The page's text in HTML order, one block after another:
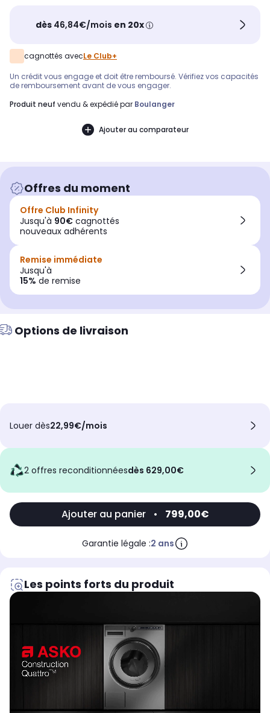
dès 46,84€/mois en 20x
cagnottés avecLe Club+
Un crédit vous engage et doit être remboursé. Vérifiez vos capacités
de remboursement avant de vous engager.
produit neuf vendu & expédié par Boulanger
Ajouter au comparateur
Offres du moment
Offre Club Infinity
Jusqu'à 90€ cagnottés
nouveaux adhérents
Remise immédiate
Jusqu'à
15% de remise
Options de livraison
Louer dès22,99€/mois
2 offres reconditionnées dès 629,00€
Ajouter au panier • 799,00€
Garantie légale :2 ans
Les points forts du produit